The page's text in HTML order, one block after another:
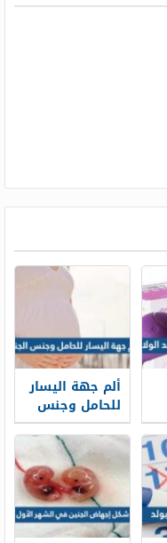
ألم جهة اليسار
للحامل وجنس
الجنين